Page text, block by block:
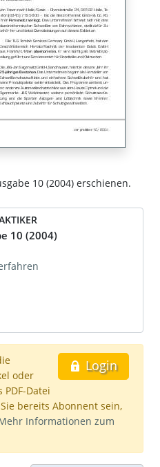
10 (2004) erschienen.
10 (2004)
Login
oder
Datei
bereits Abonnent sein,
Informationen zum